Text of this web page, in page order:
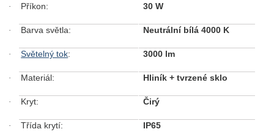
· Příkon: 30 W
· Barva světla: Neutrální bílá 4000 K
· Světelný tok: 3000 lm
· Materiál: Hliník + tvrzené sklo
· Kryt: Čirý
· Třída krytí: IP65